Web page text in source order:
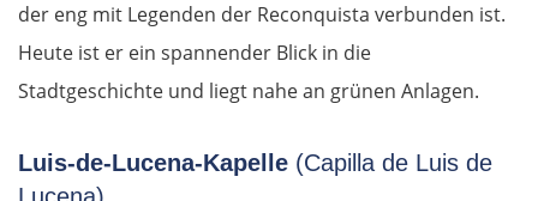
der eng mit Legenden der Reconquista verbunden ist.
Heute ist er ein spannender Blick in die
Stadtgeschichte und liegt nahe an grünen Anlagen.
Luis-de-Lucena-Kapelle (Capilla de Luis de
OSTROUTE